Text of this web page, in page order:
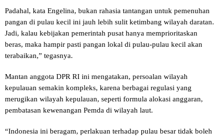
Padahal, kata Engelina, bukan rahasia tantangan untuk pemenuhan
pangan di pulau kecil ini jauh lebih sulit ketimbang wilayah daratan.
Jadi, kalau kebijakan pemerintah pusat hanya memprioritaskan
beras, maka hampir pasti pangan lokal di pulau-pulau kecil akan
terabaikan,” tegasnya.
Mantan anggota DPR RI ini mengatakan, persoalan wilayah
kepulauan semakin kompleks, karena berbagai regulasi yang
merugikan wilayah kepulauan, seperti formula alokasi anggaran,
pembatasan kewenangan Pemda di wilayah laut.
“Indonesia ini beragam, perlakuan terhadap pulau besar tidak boleh